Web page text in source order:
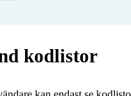
kodlistor